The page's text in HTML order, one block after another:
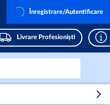
Livrare Profesioniști
Înregistrare/Autentificare